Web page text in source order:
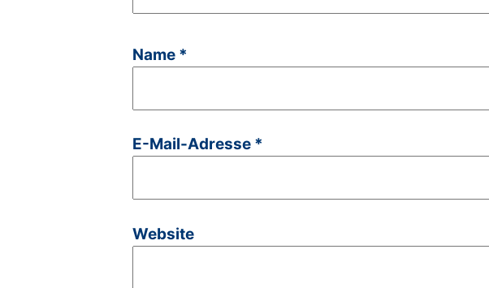
Name *
E-Mail-Adresse *
Website